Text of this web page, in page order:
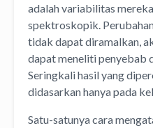
adalah variabilitas
spektroskopik.
tidak dapat diramalkan,
dapat meneliti penyebab
Seringkali hasil yang
didasarkan hanya pada
Satu-satunya cara